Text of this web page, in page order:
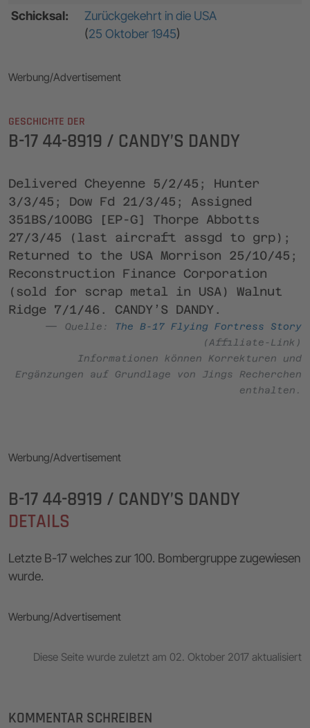
Schicksal:
Zurückgekehrt in die USA
(25 Oktober 1945)
Werbung/Advertisement
GESCHICHTE DER
B-17 44-8919 / CANDY’S DANDY
Delivered Cheyenne 5/2/45; Hunter
3/3/45; Dow Fd 21/3/45; Assigned
351BS/100BG [EP-G] Thorpe Abbotts
27/3/45 (last aircraft assgd to grp);
Returned to the USA Morrison 25/10/45;
Reconstruction Finance Corporation
(sold for scrap metal in USA) Walnut
Ridge 7/1/46. CANDY’S DANDY.
Quelle:
The B-17 Flying Fortress Story
(Affiliate-Link)
Informationen können Korrekturen und
Ergänzungen auf Grundlage von Jings Recherchen
enthalten.
Werbung/Advertisement
B-17 44-8919 / CANDY’S DANDY
DETAILS
Letzte B-17 welches zur 100. Bombergruppe zugewiesen
wurde.
Werbung/Advertisement
Diese Seite wurde zuletzt am 02. Oktober 2017 aktualisiert
KOMMENTAR SCHREIBEN